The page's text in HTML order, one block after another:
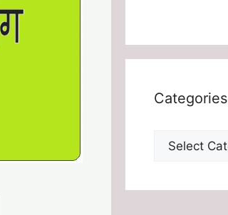
Categories
Categories